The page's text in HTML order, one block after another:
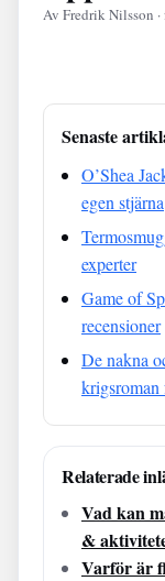
Av Fredrik Nilsson
Senaste
O’Shea
egen stjärna
experter
Game of
recensioner
De nakna
krigsroman
Relaterade
Vad kan
&
Varför är